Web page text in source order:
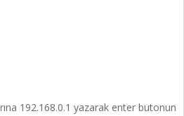
192.168.0.1 yazarak enter butonun